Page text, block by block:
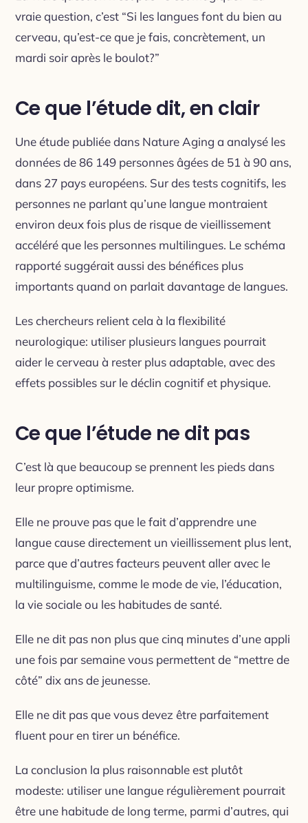
vraie question, c’est “Si les langues font du bien au
cerveau, qu’est-ce que je fais, concrètement, un
mardi soir après le boulot?”
Ce que l’étude dit, en clair
Une étude publiée dans Nature Aging a analysé les
données de 86 149 personnes âgées de 51 à 90 ans,
dans 27 pays européens. Sur des tests cognitifs, les
personnes ne parlant qu’une langue montraient
environ deux fois plus de risque de vieillissement
accéléré que les personnes multilingues. Le schéma
rapporté suggérait aussi des bénéfices plus
importants quand on parlait davantage de langues.
Les chercheurs relient cela à la flexibilité
neurologique: utiliser plusieurs langues pourrait
aider le cerveau à rester plus adaptable, avec des
effets possibles sur le déclin cognitif et physique.
Ce que l’étude ne dit pas
C’est là que beaucoup se prennent les pieds dans
leur propre optimisme.
Elle ne prouve pas que le fait d’apprendre une
langue cause directement un vieillissement plus lent,
parce que d’autres facteurs peuvent aller avec le
multilinguisme, comme le mode de vie, l’éducation,
la vie sociale ou les habitudes de santé.
Elle ne dit pas non plus que cinq minutes d’une appli
une fois par semaine vous permettent de “mettre de
côté” dix ans de jeunesse.
Elle ne dit pas que vous devez être parfaitement
fluent pour en tirer un bénéfice.
La conclusion la plus raisonnable est plutôt
modeste: utiliser une langue régulièrement pourrait
être une habitude de long terme, parmi d’autres, qui